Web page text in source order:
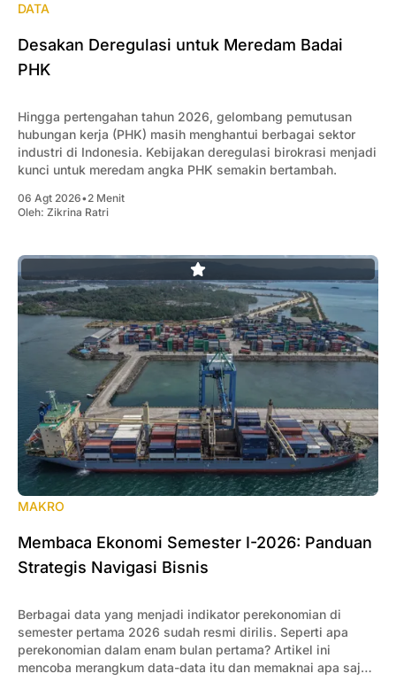
DATA
Desakan Deregulasi untuk Meredam Badai
PHK
Hingga pertengahan tahun 2026, gelombang pemutusan
hubungan kerja (PHK) masih menghantui berbagai sektor
industri di Indonesia. Kebijakan deregulasi birokrasi menjadi
kunci untuk meredam angka PHK semakin bertambah.
06 Agt 2026•2 Menit
Oleh: Zikrina Ratri
MAKRO
Membaca Ekonomi Semester I-2026: Panduan
Strategis Navigasi Bisnis
Berbagai data yang menjadi indikator perekonomian di
semester pertama 2026 sudah resmi dirilis. Seperti apa
perekonomian dalam enam bulan pertama? Artikel ini
mencoba merangkum data-data itu dan memaknai apa saja